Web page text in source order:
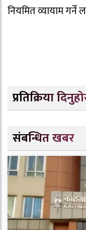
नियमित व्यायाम गर्ने
प्रतिक्रिया
संबन्धित खबर